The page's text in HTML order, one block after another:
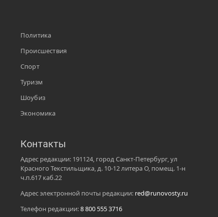
Политика
Происшествия
Спорт
Туризм
Шоубиз
Экономика
Контакты
Адрес редакции: 191124, город Санкт-Петербург, ул
Красного Текстильщика, д. 10-12 литера О, помещ. 1-н
ч.п.617 каб.22
Адрес электронной почты редакции: red@runovosty.ru
Телефон редакции:8 800 555 3716